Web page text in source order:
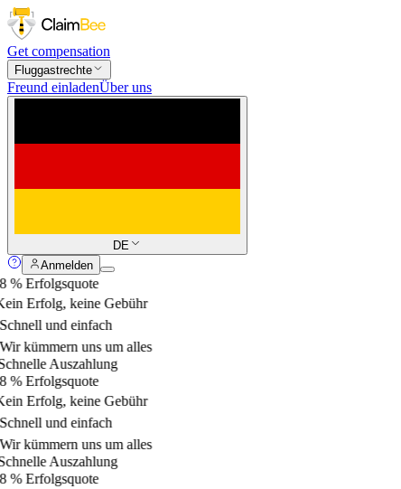
Get compensation
Fluggastrechte
Freund einladenÜber uns
DE
Anmelden
% Erfolgsquote
Erfolg, keine Gebühr
und einfach
kümmern uns um alles
Auszahlung
% Erfolgsquote
Erfolg, keine Gebühr
und einfach
kümmern uns um alles
Auszahlung
% Erfolgsquote